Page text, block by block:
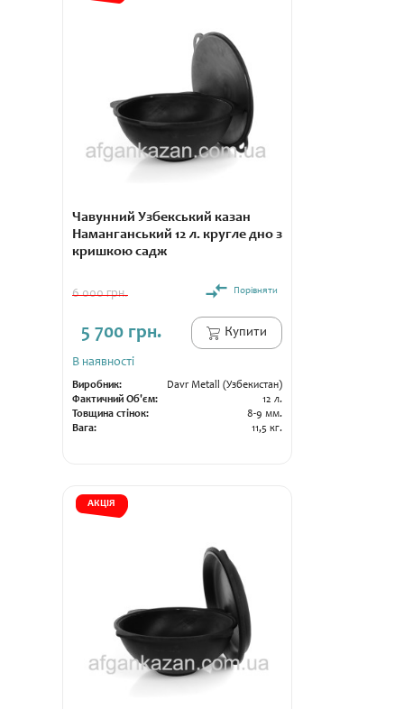
Чавунний Узбекський казан
Наманганський 12 л. кругле дно з
кришкою садж
6 000 грн. Порівняти
5 700 грн. Купити
В наявності
Виробник:
Davr Metall (Узбекистан)
Фактичний Об'єм:
12 л.
Товщина стінок:
8-9 мм.
Вага:
11,5 кг.
АКЦІЯ